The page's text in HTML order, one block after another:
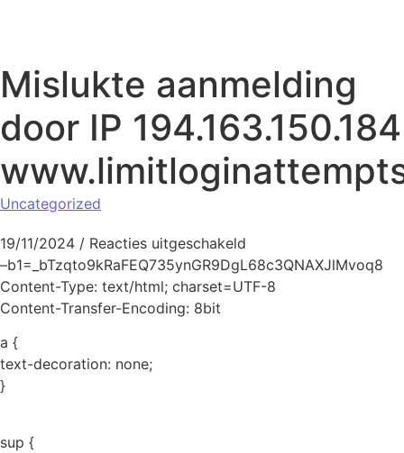
Mislukte aanmelding
door IP 194.163.150.184
Uncategorized
19/11/2024 / Reacties uitgeschakeld
–b1=_bTzqto9kRaFEQ735ynGR9DgL68c3QNAXJlMvoq8
Content-Type: text/html; charset=UTF-8
Content-Transfer-Encoding: 8bit
a {
text-decoration: none;
}
sup {